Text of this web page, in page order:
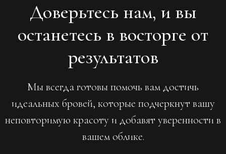
Доверьтесь нам, и вы
останетесь в восторге от
результатов
Мы всегда готовы помочь вам достичь
идеальных бровей, которые подчеркнут вашу
неповторимую красоту и добавят уверенности в
вашем облике.